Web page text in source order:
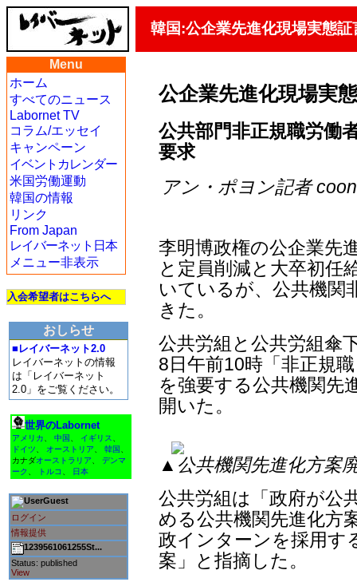
韓国:公企業先進化現場実態証
Menu
ホーム
すべてのニュース
Labornet TV
コラム/エッセイ
キャンペーン
イベントカレンダー
米国労働運動
韓国の情報
リンク
From Japan
レイバーネット日本
メニュー非表示
入会希望者はこちらへ
おしらせ
■レイバーネット2.0
レイバーネットの情報
は「レイバーネット
2.0」をご覧ください。
世界のLabornet
アメリカ 中国 イギリス
ドイツ
オーストリア 韓国
カナダオーストラリア
デンマ
ーク
トルコ 日本
Guest
ログイン
情報提供
1239561061255St...
Status: published
View
公企業先進化現場実
公共部門非正規職労働
要求
アン・ポヨン記者
李明博政権の公企業先
と定員削減と大卒初任
いているが、公共機関
きた。
公共労組と公共労組傘
8日午前10時「非正規
を強要する公共機関先
開いた。
▲公共機関先進化方案
公共労組は「政府が公
める公共機関先進化方
政インターンを採用す
案」と指摘した。